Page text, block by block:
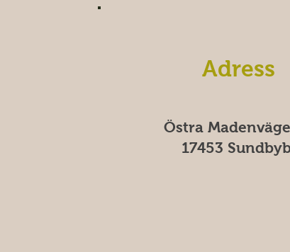
Adress
Östra
17453